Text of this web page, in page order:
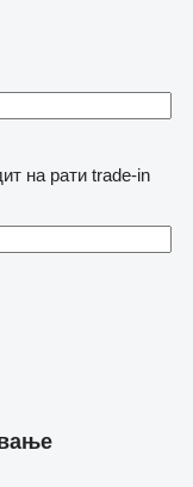
на рати trade-in